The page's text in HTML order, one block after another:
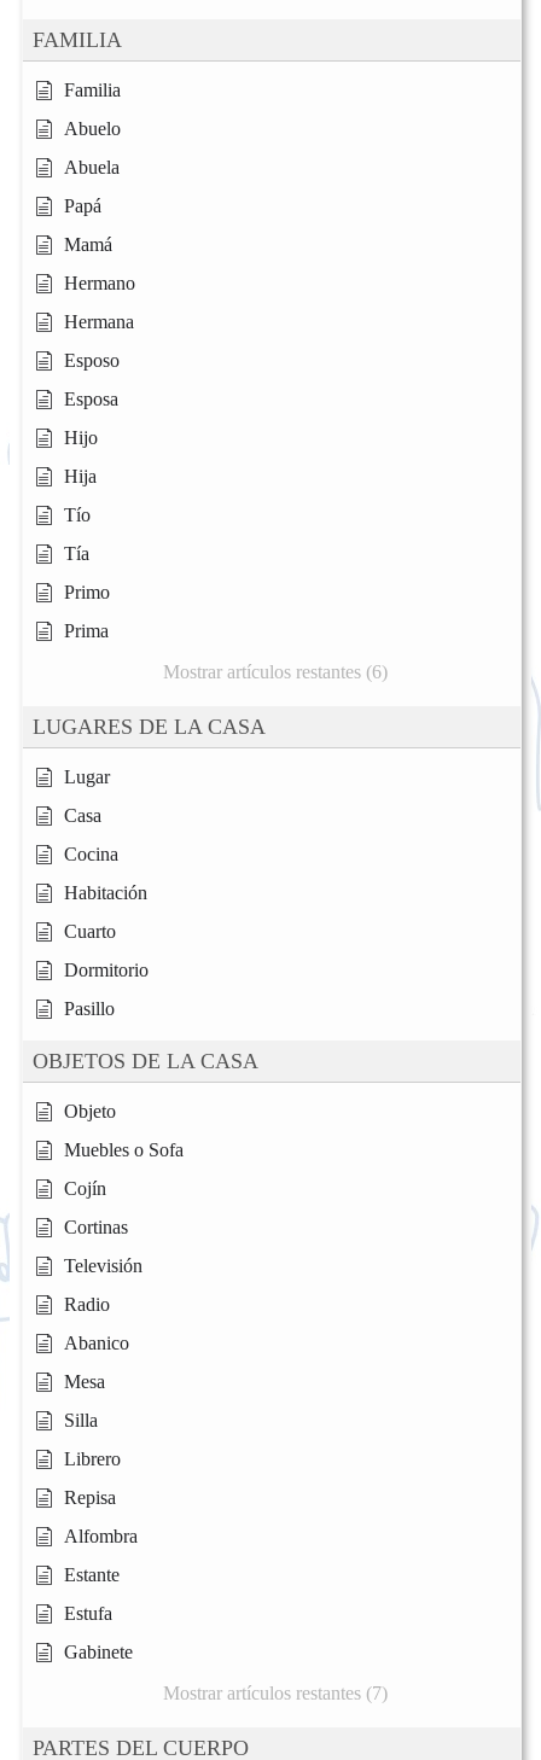
FAMILIA
Familia
Abuelo
Abuela
Papá
Mamá
Hermano
Hermana
Esposo
Esposa
Hijo
Hija
Tío
Tía
Primo
Prima
Mostrar artículos restantes (6)
LUGARES DE LA CASA
Lugar
Casa
Cocina
Habitación
Cuarto
Dormitorio
Pasillo
OBJETOS DE LA CASA
Objeto
Muebles o Sofa
Cojín
Cortinas
Televisión
Radio
Abanico
Mesa
Silla
Librero
Repisa
Alfombra
Estante
Estufa
Gabinete
Mostrar artículos restantes (7)
PARTES DEL CUERPO